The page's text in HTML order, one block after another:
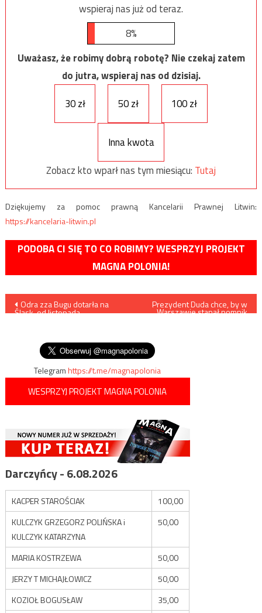
wspieraj nas już od teraz.
8%
Uważasz, że robimy dobrą robotę? Nie czekaj zatem
do jutra, wspieraj nas od dzisiaj.
30 zł
50 zł 100 zł
Inna kwota
Zobacz kto wparł nas tym miesiącu: Tutaj
Dziękujemy za pomoc prawną Kancelarii Prawnej Litwin:
https://kancelaria-litwin.pl
PODOBA CI SIĘ TO CO ROBIMY? WESPRZYJ PROJEKT
MAGNA POLONIA!
Nawigacja
Odra zza Bugu dotarła na
Śląsk, od listopada
Prezydent Duda chce, by w
Warszawie stanął pomnik
Telegramhttps://t.me/magnapolonia
WESPRZYJ PROJEKT MAGNA POLONIA
Darczyńcy - 6.08.2026
KACPER STAROŚCIAK
100,00
KULCZYK GRZEGORZ POLIŃSKA i
KULCZYK KATARZYNA
50,00
MARIA KOSTRZEWA
50,00
JERZY T MICHAJŁOWICZ
50,00
KOZIOŁ BOGUSŁAW
35,00